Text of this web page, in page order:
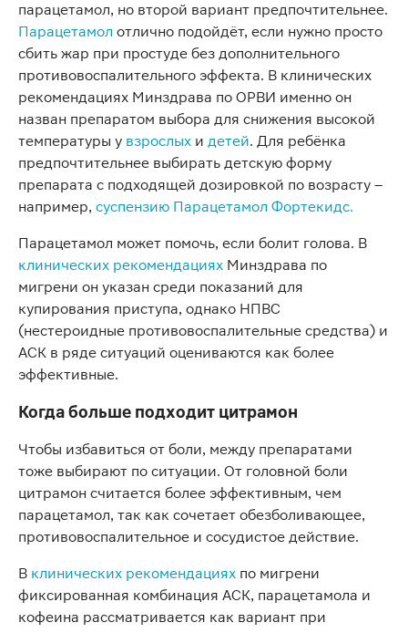
парацетамол, но второй вариант предпочтительнее.
Парацетамол отлично подойдёт, если нужно просто
сбить жар при простуде без дополнительного
противовоспалительного эффекта. В клинических
рекомендациях Минздрава по ОРВИ именно он
назван препаратом выбора для снижения высокой
температуры у взрослых и детей. Для ребёнка
предпочтительнее выбирать детскую форму
препарата с подходящей дозировкой по возрасту –
например, суспензию Парацетамол Фортекидс.
Парацетамол может помочь, если болит голова. В
клинических рекомендациях Минздрава по
мигрени он указан среди показаний для
купирования приступа, однако НПВС
(нестероидные противовоспалительные средства) и
АСК в ряде ситуаций оцениваются как более
эффективные.
Когда больше подходит цитрамон
Чтобы избавиться от боли, между препаратами
тоже выбирают по ситуации. От головной боли
цитрамон считается более эффективным, чем
парацетамол, так как сочетает обезболивающее,
противовоспалительное и сосудистое действие.
В клинических рекомендациях по мигрени
фиксированная комбинация АСК, парацетамола и
кофеина рассматривается как вариант при